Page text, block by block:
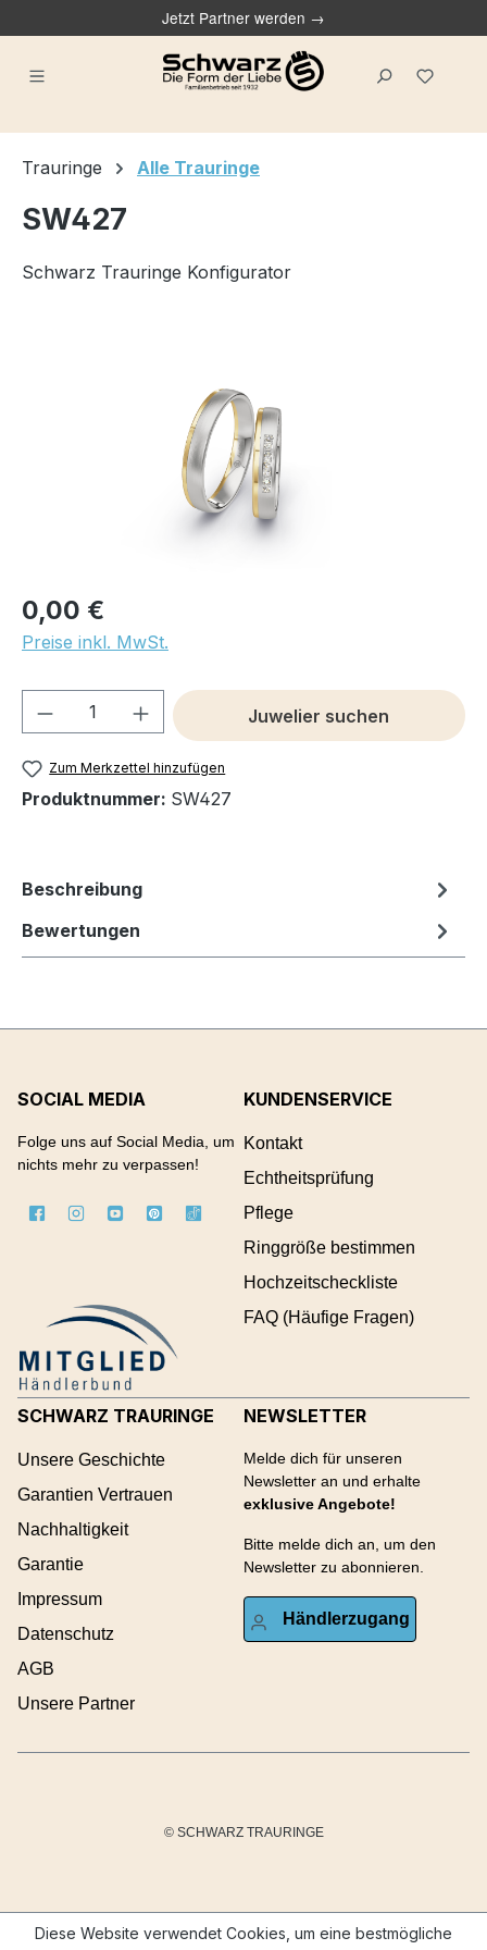
Jetzt Partner werden →
Trauringe Alle Trauringe
SW427
Schwarz Trauringe Konfigurator
0,00 €
Preise inkl. MwSt.
Produkt Anzahl: Gib denJuwelier suchen
Zum Merkzettel hinzufügen
Produktnummer: SW427
Beschreibung
Bewertungen
SOCIAL MEDIA
Folge uns auf Social Media, um
nichts mehr zu verpassen!
KUNDENSERVICE
Kontakt
Echtheitsprüfung
Pflege
Ringgröße bestimmen
Hochzeitscheckliste
FAQ (Häufige Fragen)
SCHWARZ TRAURINGE
Unsere Geschichte
Garantien Vertrauen
Nachhaltigkeit
Garantie
Impressum
Datenschutz
AGB
Unsere Partner
NEWSLETTER
Melde dich für unseren
Newsletter an und erhalte
exklusive Angebote!
Bitte melde dich an, um den
Newsletter zu abonnieren.
Händlerzugang
© SCHWARZ TRAURINGE
Diese Website verwendet Cookies, um eine bestmögliche